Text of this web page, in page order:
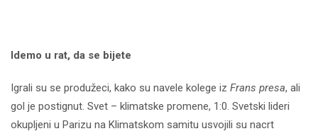
Idemo u rat, da se bijete
Igrali su se produžeci, kako su navele kolege iz Frans presa, ali
gol je postignut. Svet – klimatske promene, 1:0. Svetski lideri
okupljeni u Parizu na Klimatskom samitu usvojili su nacrt